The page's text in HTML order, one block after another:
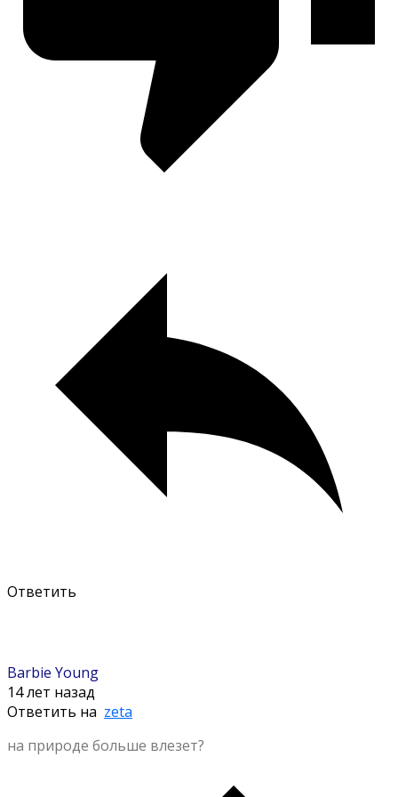
Ответить
Barbie Young
14 лет назад
Ответить на zeta
на природе больше влезет?